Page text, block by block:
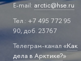
E-mail: arctic@hse.ru
Тел.: +7 495 772 95
90, доб. 23767
Телеграм-канал «Как
дела в Арктике?»